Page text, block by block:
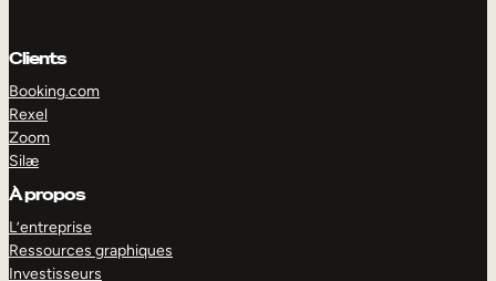
Clients
Booking.com
Rexel
Zoom
Silæ
À propos
L’entreprise
Ressources graphiques
Investisseurs